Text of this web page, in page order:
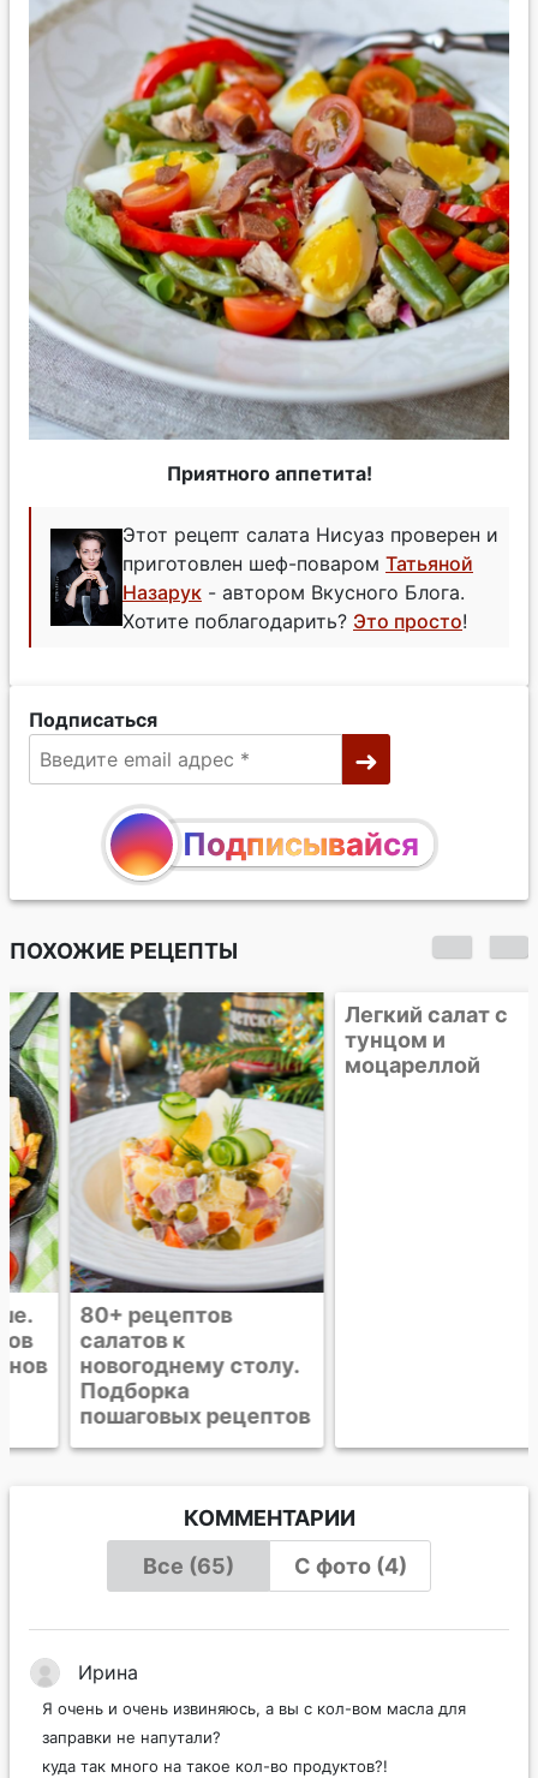
Приятного аппетита!
Этот рецепт салата Нисуаз проверен и
приготовлен шеф-поваром Татьяной
Назарук - автором Вкусного Блога.
Хотите поблагодарить? Это просто!
Подписаться
Подписывайся
ПОХОЖИЕ РЕЦЕПТЫ
80+ рецептов
салатов к
новогоднему столу.
Подборка
пошаговых рецептов
моцареллой
КОММЕНТАРИИ
Все (65)
С фото (4)
Ирина
Я очень и очень извиняюсь, а вы с кол-вом масла для
заправки не напутали?
куда так много на такое кол-во продуктов?!